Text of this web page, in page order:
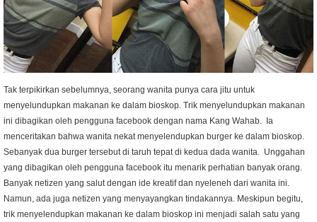
Tak terpikirkan sebelumnya, seorang wanita punya cara jitu untuk
menyelundupkan makanan ke dalam bioskop. Trik menyelundupkan makanan
ini dibagikan oleh pengguna facebook dengan nama Kang Wahab. Ia
menceritakan bahwa wanita nekat menyelendupkan burger ke dalam bioskop.
Sebanyak dua burger tersebut di taruh tepat di kedua dada wanita. Unggahan
yang dibagikan oleh pengguna facebook itu menarik perhatian banyak orang.
Banyak netizen yang salut dengan ide kreatif dan nyeleneh dari wanita ini.
Namun, ada juga netizen yang menyayangkan tindakannya. Meskipun begitu,
trik menyelendupkan makanan ke dalam bioskop ini menjadi salah satu yang